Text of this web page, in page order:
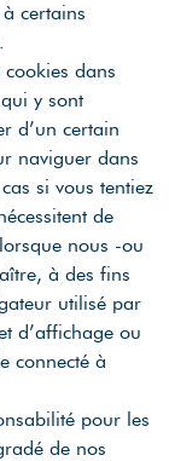
certains
cookies dans
y sont
d’un certain
naviguer dans
si vous tentiez
de
nous -ou
à des fins
utilisé par
d’affichage ou
connecté à
pour les
de nos